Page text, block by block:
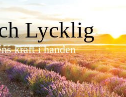
Lycklig
kraft i handen